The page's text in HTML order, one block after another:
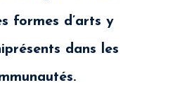
formes d’arts y
dans les